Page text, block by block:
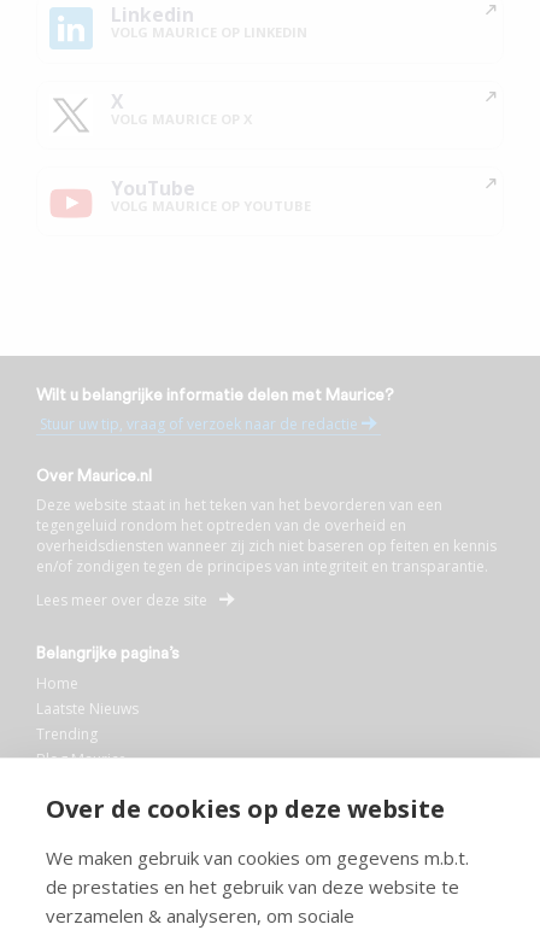
Over de cookies op deze website
We maken gebruik van cookies om gegevens m.b.t.
de prestaties en het gebruik van deze website te
verzamelen & analyseren, om sociale
Linkedin
X
YouTube
Wilt u belangrijke informatie delen met Maurice?
Stuur uw tip, vraag of verzoek naar de redactie
Over Maurice.nl
Deze website staat in het teken van het bevorderen van een
tegengeluid rondom het optreden van de overheid en
overheidsdiensten wanneer zij zich niet baseren op feiten en kennis
en/of zondigen tegen de principes van integriteit en transparantie.
Lees meer over deze site
Belangrijke pagina’s
Home
Laatste Nieuws
Trending
Blog Maurice
Bibliotheek
Info en service
FAQ
Doneren